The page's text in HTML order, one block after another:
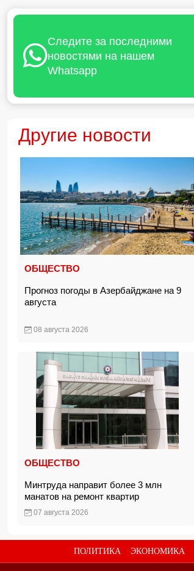
Следите за последними
новостями на нашем
Whatsapp
Другие новости
ОБЩЕСТВО
Прогноз погоды в Азербайджане на 9
августа
08 августа 2026
ОБЩЕСТВО
Минтруда направит более 3 млн
манатов на ремонт квартир
07 августа 2026
ПОЛИТИКА ЭКОНОМИКА